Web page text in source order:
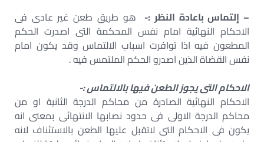
– إلتماس باعادة النظر :- هو طريق طعن غير عادى فى
الاحكام النهائية امام نفس المحكمة التى اصدرت الحكم
المطعون فيه اذا توافرت اسباب الالتماس وقد يكون امام
نفس القضاة الذين اصدرو الحكم الملتمس فيه .
الاحكام التى يجوز الطعن فيها بالالتماس :-
الاحكام النهائية الصادرة من محاكم الدرجة الثانية او من
محاكم الدرجة الاولى فى حدود نصابها الانتهائى بمعنى انه
يكون فى الاحكام التى لاتقبل عليها الطعن بالاستئناف لانه